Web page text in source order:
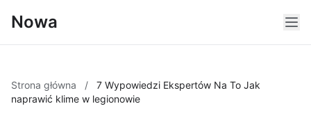
Nowa
Strona główna /
7 Wypowiedzi Ekspertów Na To Jak
naprawić klime w legionowie